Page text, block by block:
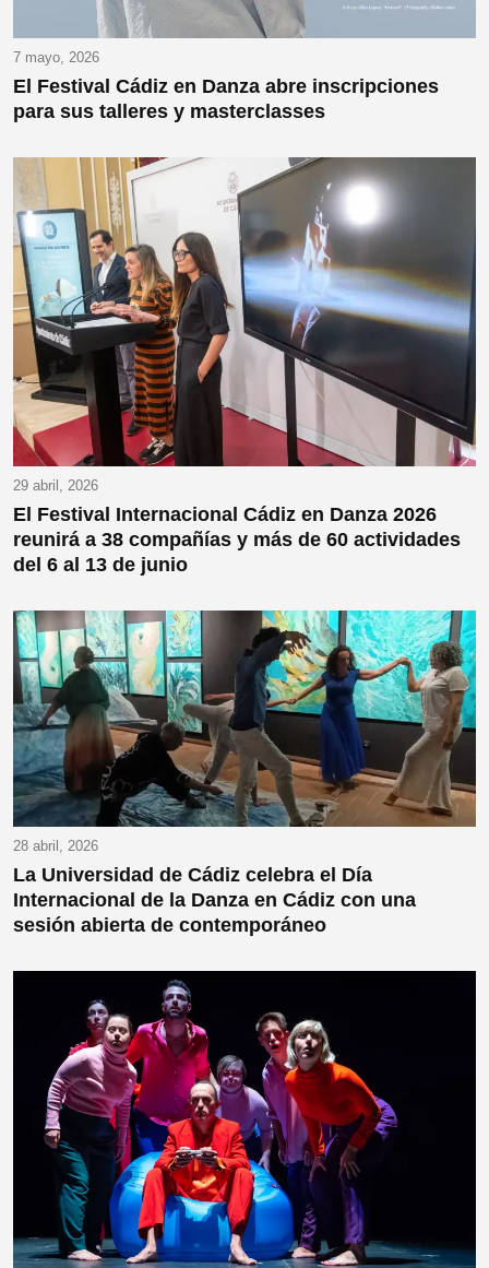
7 mayo, 2026
El Festival Cádiz en Danza abre inscripciones
para sus talleres y masterclasses
29 abril, 2026
El Festival Internacional Cádiz en Danza 2026
reunirá a 38 compañías y más de 60 actividades
del 6 al 13 de junio
28 abril, 2026
La Universidad de Cádiz celebra el Día
Internacional de la Danza en Cádiz con una
sesión abierta de contemporáneo